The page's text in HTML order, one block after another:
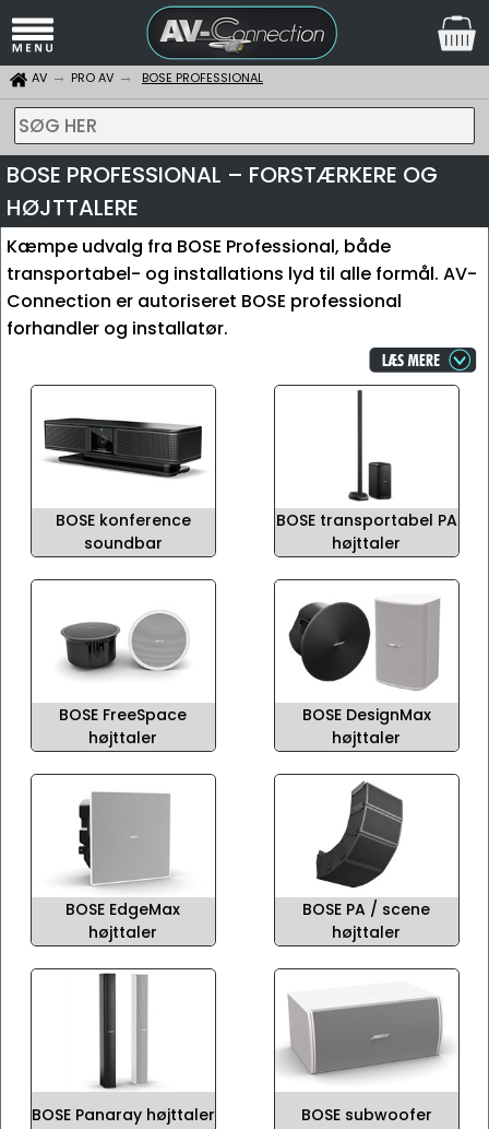
AV PRO AV BOSE PROFESSIONAL
SØG HER
BOSE PROFESSIONAL – FORSTÆRKERE OG
HØJTTALERE
Kæmpe udvalg fra BOSE Professional, både
transportabel- og installations lyd til alle formål. AV-
Connection er autoriseret BOSE professional
forhandler og installatør.
BOSE konference
soundbar
BOSE transportabel PA
højttaler
BOSE FreeSpace
højttaler
BOSE DesignMax
højttaler
BOSE EdgeMax
højttaler
BOSE PA / scene
højttaler
BOSE Panaray højttaler BOSE subwoofer